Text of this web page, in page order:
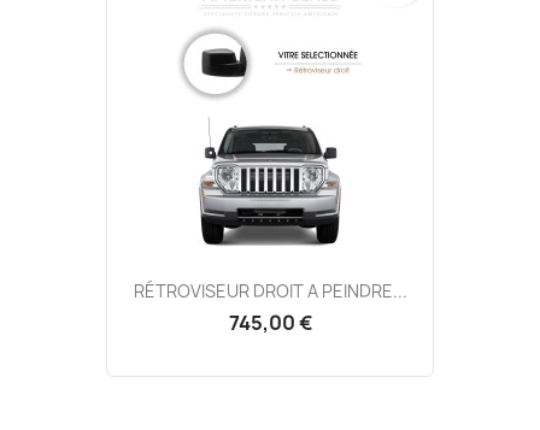
RÉTROVISEUR DROIT A PEINDRE...
745,00 €